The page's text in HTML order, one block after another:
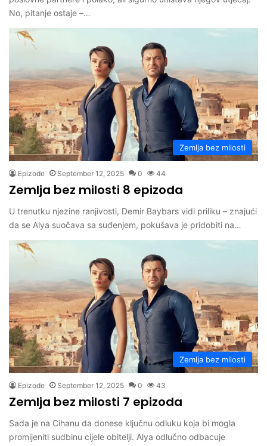
No, pitanje ostaje –…
Zemlja bez milosti
Epizode September 12, 2025 0 44
Zemlja bez milosti 8 epizoda
U trenutku njezine ranjivosti, Demir Baybars vidi priliku – znajući
da se Alya suočava sa suđenjem, pokušava je pridobiti na…
Zemlja bez milosti
Epizode September 12, 2025 0 43
Zemlja bez milosti 7 epizoda
Sada je na Cihanu da donese ključnu odluku koja bi mogla
promijeniti sudbinu cijele obitelji. Alya odlučno odbacuje